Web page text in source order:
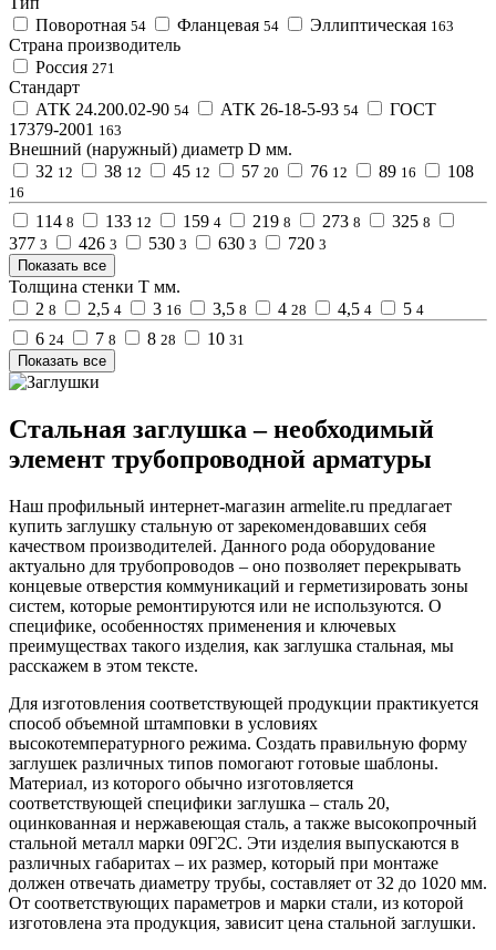
Поворотная 54 Фланцевая 54 Эллиптическая 163
Страна производитель
Россия 271
Стандарт
АТК 24.200.02-90 54 АТК 26-18-5-93 54
ГОСТ
17379-2001 163
Внешний (наружный) диаметр D мм.
32 12 38 12 45 12 57 20 76 12 89 16 108
16
114 8 133 12 159 4 219 8 273 8 325 8
377 3 426 3 530 3 630 3 720 3
Показать все
Толщина стенки Т мм.
2 8 2,5 4 3 16 3,5 8 4 28 4,5 4 5 4
6 24 7 8 8 28 10 31
Показать все
Стальная заглушка – необходимый
элемент трубопроводной арматуры
Наш профильный интернет-магазин armelite.ru предлагает
купить заглушку стальную от зарекомендовавших себя
качеством производителей. Данного рода оборудование
актуально для трубопроводов – оно позволяет перекрывать
концевые отверстия коммуникаций и герметизировать зоны
систем, которые ремонтируются или не используются. О
специфике, особенностях применения и ключевых
преимуществах такого изделия, как заглушка стальная, мы
расскажем в этом тексте.
Для изготовления соответствующей продукции практикуется
способ объемной штамповки в условиях
высокотемпературного режима. Создать правильную форму
заглушек различных типов помогают готовые шаблоны.
Материал, из которого обычно изготовляется
соответствующей специфики заглушка – сталь 20,
оцинкованная и нержавеющая сталь, а также высокопрочный
стальной металл марки 09Г2С. Эти изделия выпускаются в
различных габаритах – их размер, который при монтаже
должен отвечать диаметру трубы, составляет от 32 до 1020 мм.
От соответствующих параметров и марки стали, из которой
изготовлена эта продукция, зависит цена стальной заглушки.